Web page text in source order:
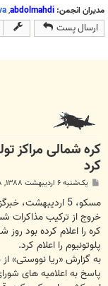
مدیران انجمن: abdolmahdi
,
ارسال پست
کره شمالی مراکز
کرد
ت
یک‌شنبه ۶ اردیبهشت ۱۳۸۸, ۲:۲۸ ق.ظ
مسکو، 5
خروج از ترکیب مذاکرات
کره را اعلام کرده بود
پلوتونیوم را اعلام کرد.
پاسخ به اعلامیه های